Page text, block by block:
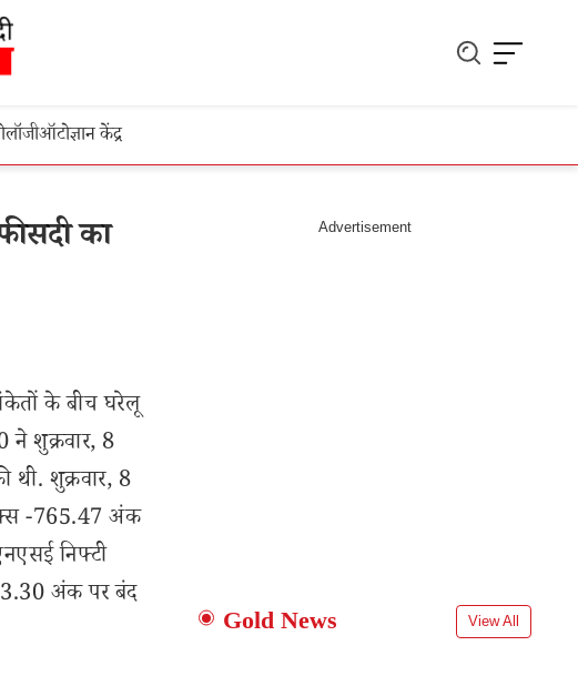
ऑटोज्ञान केंद्र
का
के बीच घरेलू
शुक्रवार, 8
शुक्रवार, 8
-765.47 अंक
निफ्टी
अंक पर बंद
Gold News View All